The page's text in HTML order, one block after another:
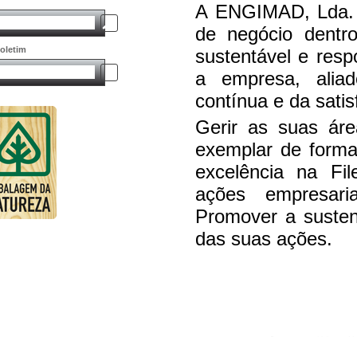
A ENGIMAD,
de negócio
sustentável e
a empresa,
contínua e da
Gerir as suas
exemplar de
excelência na
ações
Promover a
das suas ações.